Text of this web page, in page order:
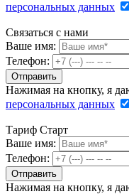
персональных данных
Связаться с нами
Ваше имя:
Телефон:
Нажимая на кнопку, я
персональных данных
Тариф Старт
Ваше имя:
Телефон:
Нажимая на кнопку, я